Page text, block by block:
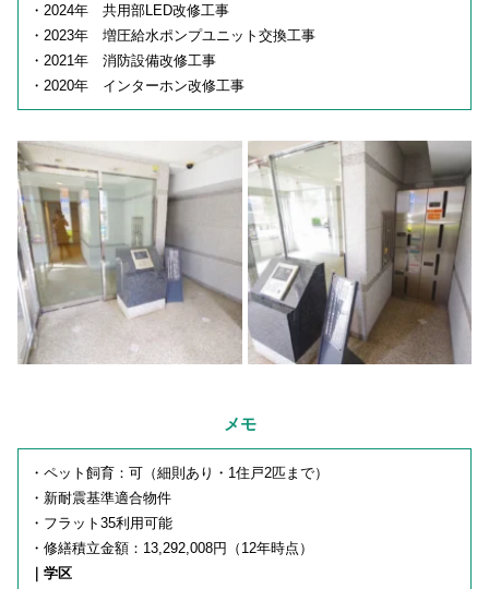
・2024年 共用部LED改修工事
・2023年 増圧給水ポンプユニット交換工事
・2021年 消防設備改修工事
・2020年 インターホン改修工事
メモ
・ペット飼育：可（細則あり・1住戸2匹まで）
・新耐震基準適合物件
・フラット35利用可能
・修繕積立金額：13,292,008円（12年時点）
｜学区